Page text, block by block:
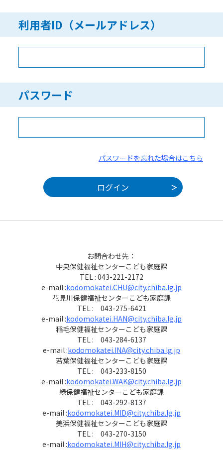
利用者ID（メールアドレス）
パスワード
パスワードを忘れた場合はこちら
お問合わせ先：
中央保健福祉センターこども家庭課
TEL : 043-221-2172
e-mail :kodomokatei.CHU@city.chiba.lg.jp
花見川保健福祉センターこども家庭課
TEL : 043-275-6421
e-mail :kodomokatei.HAN@city.chiba.lg.jp
稲毛保健福祉センターこども家庭課
TEL : 043-284-6137
e-mail :kodomokatei.INA@city.chiba.lg.jp
若葉保健福祉センターこども家庭課
TEL : 043-233-8150
e-mail :kodomokatei.WAK@city.chiba.lg.jp
緑保健福祉センターこども家庭課
TEL : 043-292-8137
e-mail :kodomokatei.MID@city.chiba.lg.jp
美浜保健福祉センターこども家庭課
TEL : 043-270-3150
e-mail :kodomokatei.MIH@city.chiba.lg.jp